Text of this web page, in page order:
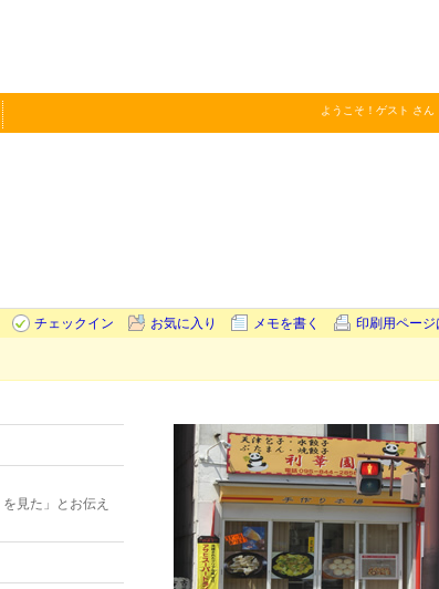
ようこそ！ ゲスト さん
チェックイン お気に入り メモを書く 印刷用ページ
見た」とお伝え